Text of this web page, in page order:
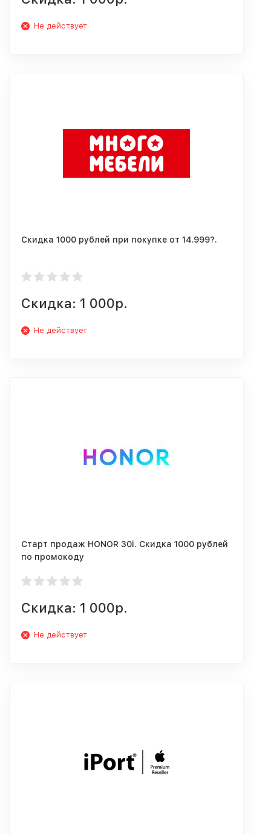
Не действует
Скидка 1000 рублей при покупке от 14.999?.
Скидка: 1 000р.
Не действует
Старт продаж HONOR 30i. Скидка 1000 рублей
по промокоду
Скидка: 1 000р.
Не действует